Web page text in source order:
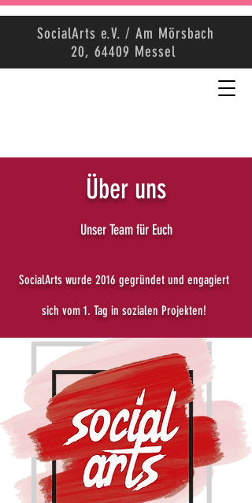
SocialArts e.V. / Am Mörsbach
20, 64409 Messel
Über uns
Unser Team für Euch
SocialArts wurde 2016 gegründet und engagiert
sich vom 1. Tag in sozialen Projekten!